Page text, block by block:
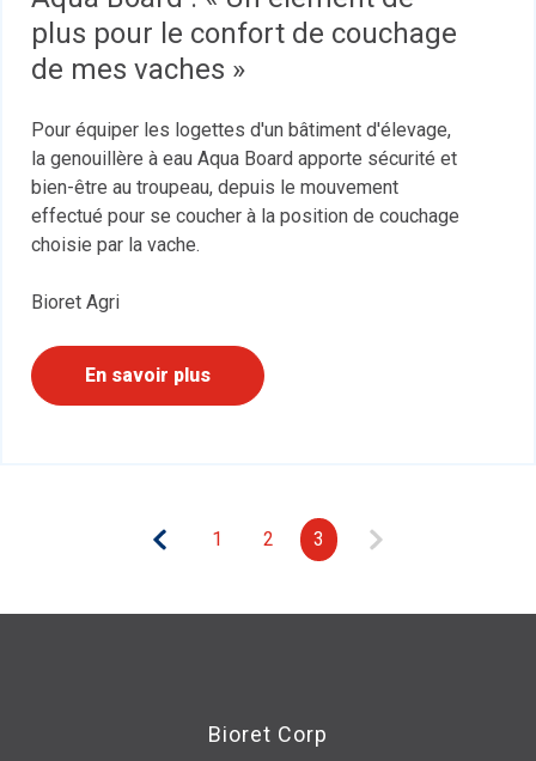
plus pour le confort de couchage
de mes vaches »
Pour équiper les logettes d'un bâtiment d'élevage,
la genouillère à eau Aqua Board apporte sécurité et
bien-être au troupeau, depuis le mouvement
effectué pour se coucher à la position de couchage
choisie par la vache.
Bioret Agri
En savoir plus
1 2 3
Bioret Corp